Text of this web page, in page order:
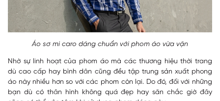
Áo sơ mi caro dáng chuẩn với phom áo vừa vặn
Nhờ sự linh hoạt của phom áo mà các thương hiệu thời trang
dù cao cấp hay bình dân cũng đều tập trung sản xuất phong
áo này nhiều hơn so với các phom còn lại. Do đó, đối với những
bạn dù có thân hình không quá đẹp hay săn chắc giờ đây